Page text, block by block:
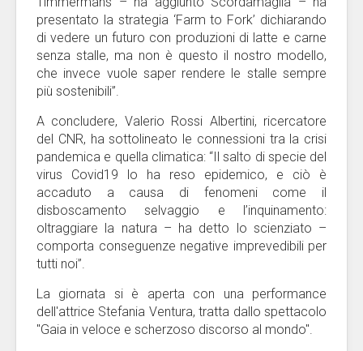
presentato la strategia ‘Farm to Fork’ dichiarando
di vedere un futuro con produzioni di latte e carne
senza stalle, ma non è questo il nostro modello,
che invece vuole saper rendere le stalle sempre
più sostenibili”.
A concludere, Valerio Rossi Albertini, ricercatore
del CNR, ha sottolineato le connessioni tra la crisi
pandemica e quella climatica: “Il salto di specie del
virus Covid19 lo ha reso epidemico, e ciò è
accaduto a causa di fenomeni come il
disboscamento selvaggio e l’inquinamento:
oltraggiare la natura – ha detto lo scienziato –
comporta conseguenze negative imprevedibili per
tutti noi”.
La giornata si è aperta con una performance
dell'attrice Stefania Ventura, tratta dallo spettacolo
"Gaia in veloce e scherzoso discorso al mondo".